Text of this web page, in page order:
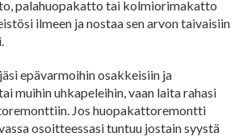
palahuopakatto tai kolmiorimakatto
ilmeen ja nostaa sen arvon taivaisiin
epävarmoihin osakkeisiin ja
muihin uhkapeleihin, vaan laita rahasi
Jos huopakattoremontti
osoitteessasi tuntuu jostain syystä